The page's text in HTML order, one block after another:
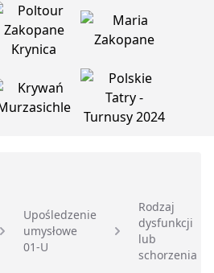
Upośledzenie
umysłowe
01-U
Rodzaj
dysfunkcji
lub
schorzenia